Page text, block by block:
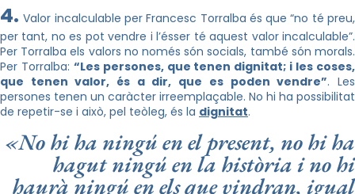
4.Valor incalculable per Francesc Torralba és que “no té preu,
per tant, no es pot vendre i l’ésser té aquest valor incalculable”.
Per Torralba els valors no només són socials, també són morals.
Per Torralba: “Les persones, que tenen dignitat; i les coses,
que tenen valor, és a dir, que es poden vendre”. Les
persones tenen un caràcter irreemplaçable. No hi ha possibilitat
de repetir-se i això, pel teòleg, és la dignitat.
«No hi ha ningú en el present, no hi ha
hagut ningú en la història i no hi
haurà ningú en els que vindran, igual